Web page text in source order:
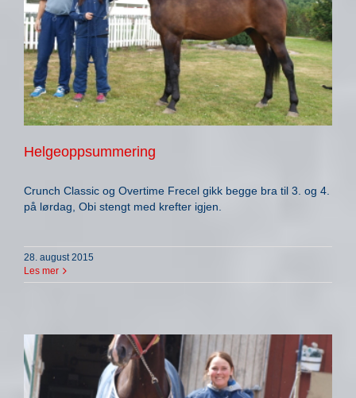
Helgeoppsummering
Crunch Classic og Overtime Frecel gikk begge bra til 3. og 4.
på lørdag, Obi stengt med krefter igjen.
28. august 2015
Les mer